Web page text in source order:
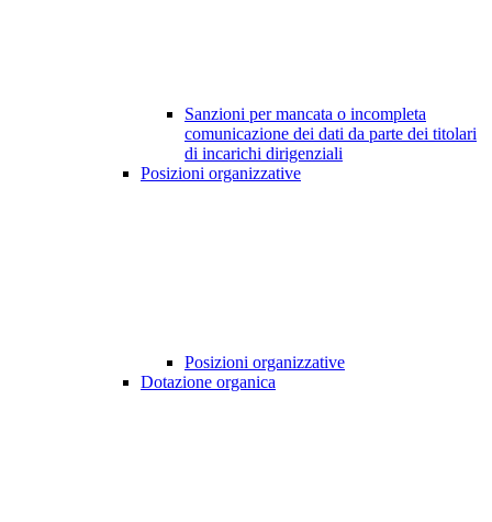
Sanzioni per mancata o incompleta
comunicazione dei dati da parte dei titolari
di incarichi dirigenziali
Posizioni organizzative
Posizioni organizzative
Dotazione organica